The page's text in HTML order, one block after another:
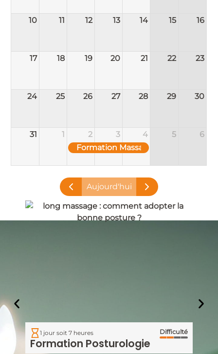
10 11 12 13 14 15 16
17 18 19 20 21 22 23
24 25 26 27 28 29 30
31 1
2
Formation Massage Hawaïen Lomi-
3 4 5 6
Aujourd'hui
1 jour soit 7 heures Difficulté
Formation Posturologie